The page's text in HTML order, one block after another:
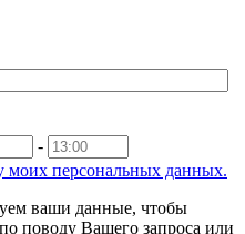
-
моих персональных данных.
ваши данные, чтобы
поводу Вашего запроса или